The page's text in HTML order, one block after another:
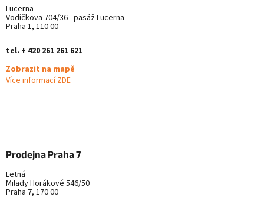
Lucerna
Vodičkova 704/36 - pasáž Lucerna
Praha 1, 110 00
tel. + 420 261 261 621
Zobrazit na mapě
Více informací ZDE
Prodejna Praha 7
Letná
Milady Horákové 546/50
Praha 7, 170 00